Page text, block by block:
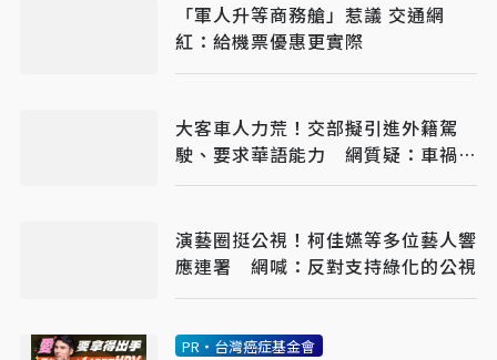
「軍人升等商務艙」惹議 交通網
紅：給機票優惠更實際
大客車人力荒！交部擬引進外籍駕
駛、要求華語能力 網質疑：車禍發
生誰處理
演藝圈挺公視！柯佳嬿等多位藝人響
應連署 網喊：反對支持綠化的公視
PR・台灣癌症基金會